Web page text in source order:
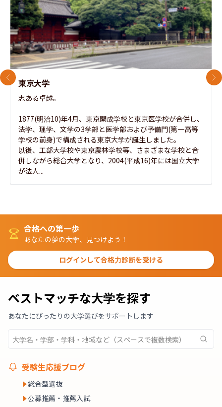
東京大学
志ある卓越。
1877(明治10)年4月、東京開成学校と東京医学校が合併し、
法学、理学、文学の3学部と医学部および予備門(第一高等
学校の前身)で構成される東京大学が誕生しました。
以後、工部大学校や東京農林学校等、さまざまな学校と合
併しながら総合大学となり、2004(平成16)年には国立大学
が法人...
前のスライド 次
合格への第一歩
あなたの夢の大学、見つけよう！
ログインして合格力診断を受ける
ベストマッチな大学を探す
あなたにぴったりの大学選びをサポートします
受験生応援ブログ
総合型選抜
公募推薦・推薦入試